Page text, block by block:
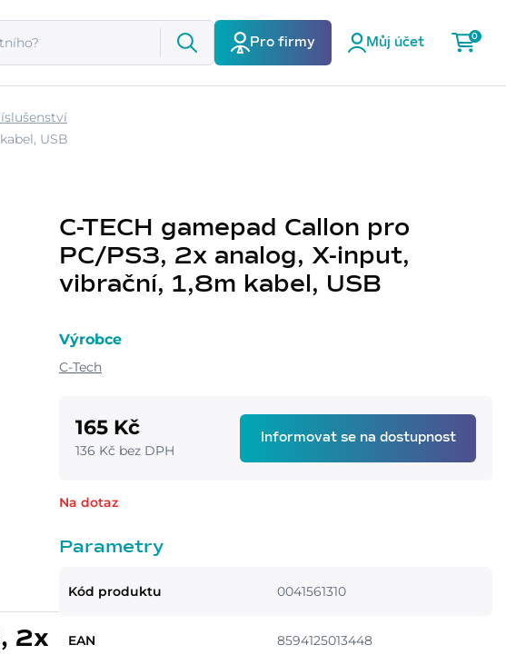
Pro firmy Můj účet
0
USB
2x
C-TECH gamepad Callon pro
PC/PS3, 2x analog, X-input,
vibrační, 1,8m kabel, USB
Výrobce
C-Tech
165 Kč
136 Kč bez DPH
Informovat se na dostupnost
Na dotaz
Parametry
Kód produktu 0041561310
EAN 8594125013448